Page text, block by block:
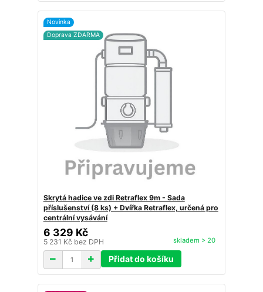
Novinka
Doprava ZDARMA
Skrytá hadice ve zdi Retraflex 9m - Sada
příslušenství (8 ks) + Dvířka Retraflex, určená pro
centrální vysávání
6 329 Kč
5 231 Kč bez DPH skladem > 20
Přidat do košíku